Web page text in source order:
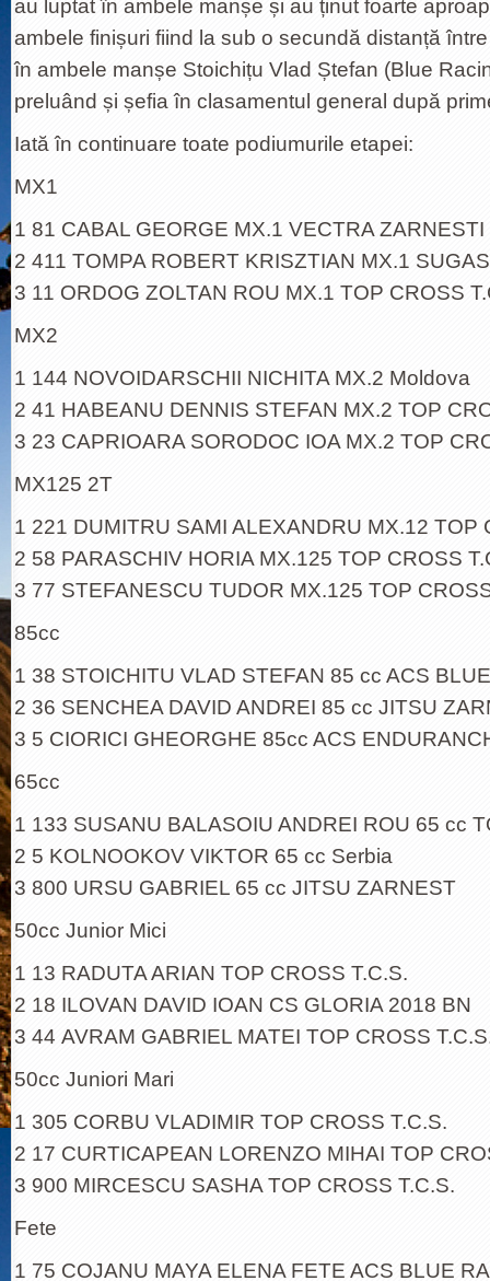
au luptat în ambele manșe și au ținut foarte
ambele finișuri fiind la sub o secundă distanță
în ambele manșe Stoichițu Vlad Ștefan (Blue
preluând și șefia în clasamentul general după
Iată în continuare toate podiumurile etapei:
MX1
1 81 CABAL GEORGE MX.1 VECTRA ZARNESTI
2 411 TOMPA ROBERT KRISZTIAN MX.1
3 11 ORDOG ZOLTAN ROU MX.1 TOP CROSS
MX2
1 144 NOVOIDARSCHII NICHITA MX.2 Moldova
2 41 HABEANU DENNIS STEFAN MX.2 TOP
3 23 CAPRIOARA SORODOC IOA MX.2 TOP
MX125 2T
1 221 DUMITRU SAMI ALEXANDRU MX.12 TOP
2 58 PARASCHIV HORIA MX.125 TOP CROSS
3 77 STEFANESCU TUDOR MX.125 TOP
85cc
1 38 STOICHITU VLAD STEFAN 85 cc ACS
2 36 SENCHEA DAVID ANDREI 85 cc JITSU
3 5 CIORICI GHEORGHE 85cc ACS
65cc
1 133 SUSANU BALASOIU ANDREI ROU 65 cc
2 5 KOLNOOKOV VIKTOR 65 cc Serbia
3 800 URSU GABRIEL 65 cc JITSU ZARNEST
50cc Junior Mici
1 13 RADUTA ARIAN TOP CROSS T.C.S.
2 18 ILOVAN DAVID IOAN CS GLORIA 2018 BN
3 44 AVRAM GABRIEL MATEI TOP CROSS
50cc Juniori Mari
1 305 CORBU VLADIMIR TOP CROSS T.C.S.
2 17 CURTICAPEAN LORENZO MIHAI TOP
3 900 MIRCESCU SASHA TOP CROSS T.C.S.
Fete
1 75 COJANU MAYA ELENA FETE ACS BLUE